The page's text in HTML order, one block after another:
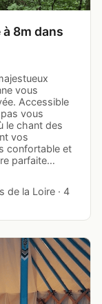
8m dans
vous
Accessible
vous
le chant des
vos
confortable et
parfaite…
de la Loire · 4